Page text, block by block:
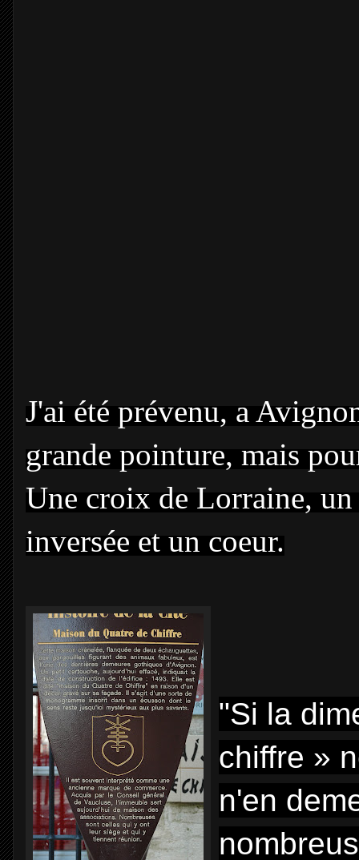
J'ai été prévenu, a
grande pointure, mais
Une croix de Lorraine,
inversée et un coeur.
"Si la
chiffre »
n'en